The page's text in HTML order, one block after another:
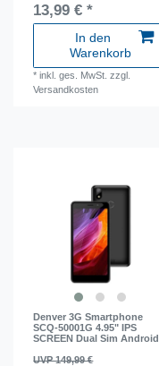
13,99 € *
In den
Warenkorb
*inkl. ges. MwSt. zzgl.
Versandkosten
Denver 3G Smartphone
SCQ-50001G 4.95" IPS
SCREEN Dual Sim Android
UVP 149,99 €